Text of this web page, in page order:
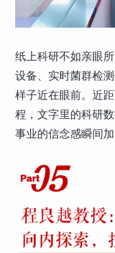
纸上科研不如亲眼
设备、实时菌群检
样子近在眼前。近
程，文字里的科研
事业的信念感瞬间加